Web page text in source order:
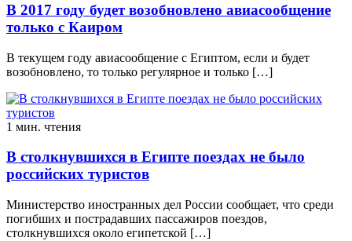
В 2017 году будет возобновлено авиасообщение
только с Каиром
В текущем году авиасообщение с Египтом, если и будет
возобновлено, то только регулярное и только […]
1 мин. чтения
В столкнувшихся в Египте поездах не было
российских туристов
Министерство иностранных дел России сообщает, что среди
погибших и пострадавших пассажиров поездов,
столкнувшихся около египетской […]